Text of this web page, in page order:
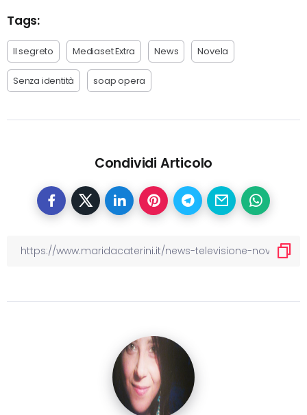
Tags:
Il segreto Mediaset Extra News Novela
Senza identità soap opera
Condividi Articolo